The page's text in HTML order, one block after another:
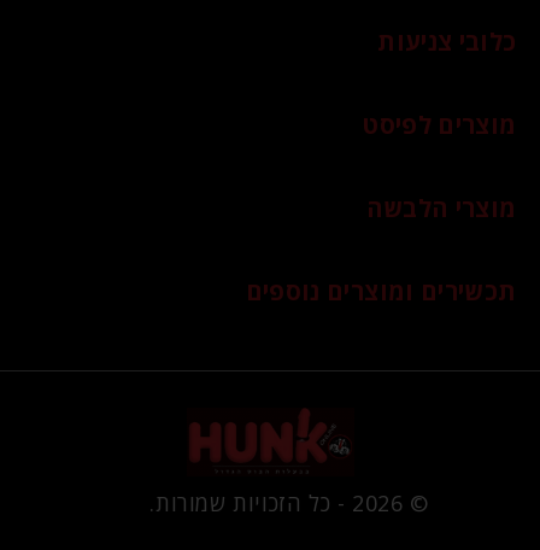
כלובי צניעות
מוצרים לפיסט
מוצרי הלבשה
תכשירים ומוצרים נוספים
© 2026 - כל הזכויות שמורות.